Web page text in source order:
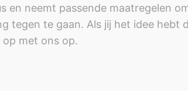
neemt passende maatregelen
tegen te gaan. Als jij het idee hebt
met ons op.